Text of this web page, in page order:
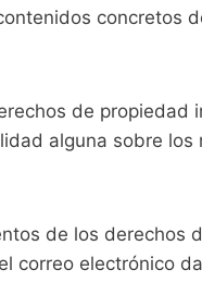
concretos
de
alguna sobre
de los
correo electrónico